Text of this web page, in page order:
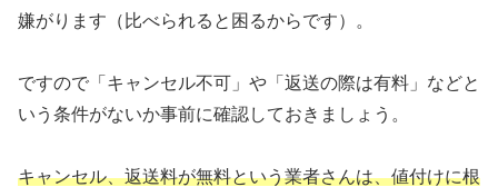
嫌がります（比べられると困るからです）。
ですので「キャンセル不可」や「返送の際は有料」などと
いう条件がないか事前に確認しておきましょう。
キャンセル、返送料が無料という業者さんは、値付けに根